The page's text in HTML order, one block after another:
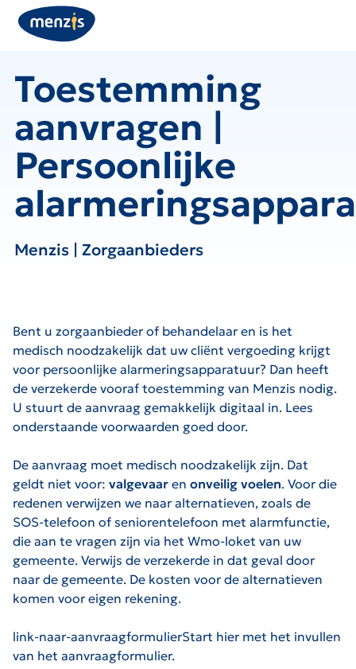
Toestemming
aanvragen |
Persoonlijke
Menzis | Zorgaanbieders
Bent u zorgaanbieder of behandelaar en is het
medisch noodzakelijk dat uw cliënt vergoeding krijgt
voor persoonlijke alarmeringsapparatuur? Dan heeft
de verzekerde vooraf toestemming van Menzis nodig.
U stuurt de aanvraag gemakkelijk digitaal in. Lees
onderstaande voorwaarden goed door.
De aanvraag moet medisch noodzakelijk zijn. Dat
geldt niet voor: valgevaar en onveilig voelen. Voor die
redenen verwijzen we naar alternatieven, zoals de
SOS-telefoon of seniorentelefoon met alarmfunctie,
die aan te vragen zijn via het Wmo-loket van uw
gemeente. Verwijs de verzekerde in dat geval door
naar de gemeente. De kosten voor de alternatieven
komen voor eigen rekening.
link-naar-aanvraagformulierStart hier met het invullen
van het aanvraagformulier.